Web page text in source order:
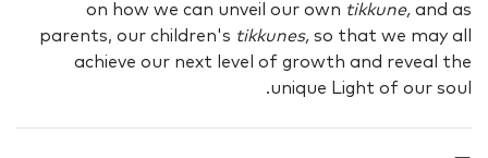
on how we can unveil our own tikkune, and as
parents, our children's tikkunes, so that we may all
achieve our next level of growth and reveal the
unique Light of our soul.